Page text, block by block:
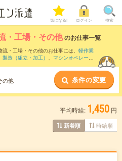
気になる! ログイン 検索
・工場・その他のお仕事一覧
・工場・その他のお仕事には、 軽作業
製造（組立・加工） 、 マシンオペレータ
の他 条件の変更
平均時給: 1,450 円
新着順 時給順